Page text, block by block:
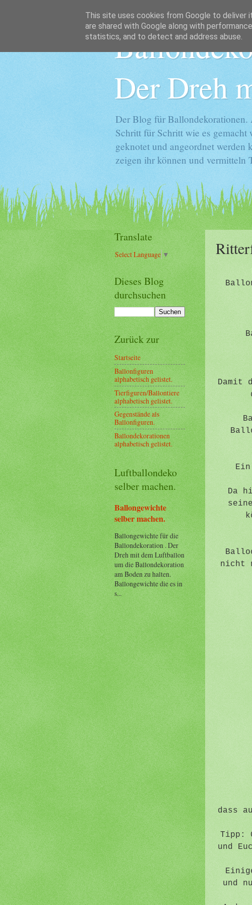
Der Dreh
Der Blog für Ballondekorationen.
Schritt für Schritt wie es
geknotet und angeordnet
zeigen ihr können und vermitteln
Damit
Da
nicht
dass
Tipp:
und
und
Translate
Select Language▼
Dieses Blog
durchsuchen
Zurück zur
Startseite
Ballonfiguren
alphabetisch gelistet.
Tierfiguren/Ballontiere
alphabetisch gelistet.
Gegenstände als
Ballonfiguren.
Ballondekorationen
alphabetisch gelistet.
Luftballondeko
selber machen.
Ballongewichte
selber machen.
Ballongewichte für die
Ballondekoration . Der
Dreh mit dem Luftballon
um die Ballondekoration
am Boden zu halten.
Ballongewichte die es in
s...
This site uses cookies from Google to deliver
are shared with Google along with
statistics, and to detect and address abuse.